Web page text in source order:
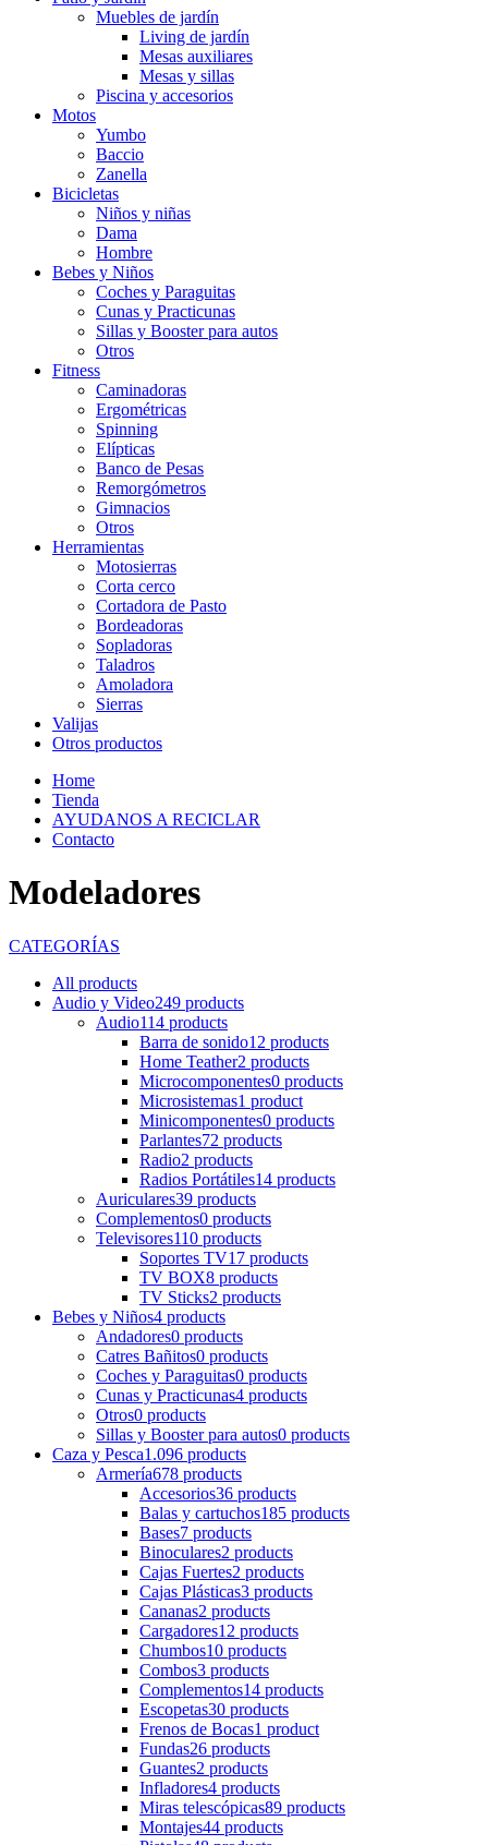
Muebles de jardín
Living de jardín
Mesas auxiliares
Mesas y sillas
Piscina y accesorios
Motos
Yumbo
Baccio
Zanella
Bicicletas
Niños y niñas
Dama
Hombre
Bebes y Niños
Coches y Paraguitas
Cunas y Practicunas
Sillas y Booster para autos
Otros
Fitness
Caminadoras
Ergométricas
Spinning
Elípticas
Banco de Pesas
Remorgómetros
Gimnacios
Otros
Herramientas
Motosierras
Corta cerco
Cortadora de Pasto
Bordeadoras
Sopladoras
Taladros
Amoladora
Sierras
Valijas
Otros productos
Home
Tienda
AYUDANOS A RECICLAR
Contacto
Modeladores
CATEGORÍAS
All products
Audio y Video249 products
Audio114 products
Barra de sonido12 products
Home Teather2 products
Microcomponentes0 products
Microsistemas1 product
Minicomponentes0 products
Parlantes72 products
Radio2 products
Radios Portátiles14 products
Auriculares39 products
Complementos0 products
Televisores110 products
Soportes TV17 products
TV BOX8 products
TV Sticks2 products
Bebes y Niños4 products
Andadores0 products
Catres Bañitos0 products
Coches y Paraguitas0 products
Cunas y Practicunas4 products
Otros0 products
Sillas y Booster para autos0 products
Caza y Pesca1.096 products
Armería678 products
Accesorios36 products
Balas y cartuchos185 products
Bases7 products
Binoculares2 products
Cajas Fuertes2 products
Cajas Plásticas3 products
Cananas2 products
Cargadores12 products
Chumbos10 products
Combos3 products
Complementos14 products
Escopetas30 products
Frenos de Bocas1 product
Fundas26 products
Guantes2 products
Infladores4 products
Miras telescópicas89 products
Montajes44 products